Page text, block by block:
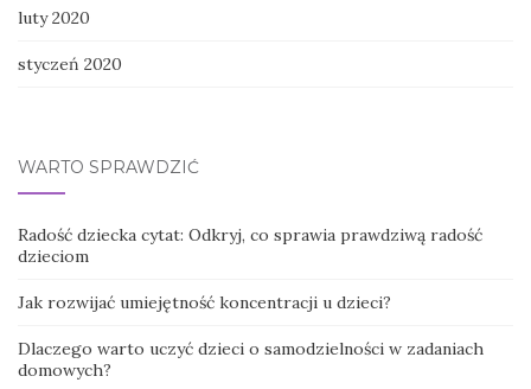
luty 2020
styczeń 2020
WARTO SPRAWDZIĆ
Radość dziecka cytat: Odkryj, co sprawia prawdziwą radość
dzieciom
Jak rozwijać umiejętność koncentracji u dzieci?
Dlaczego warto uczyć dzieci o samodzielności w zadaniach
domowych?